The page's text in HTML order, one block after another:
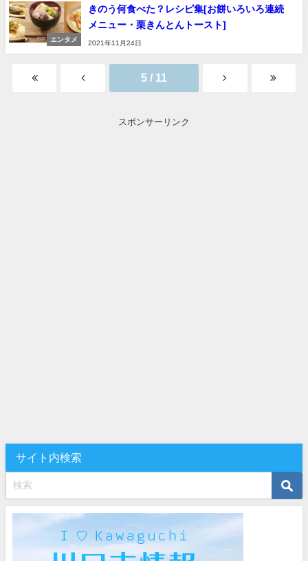
エンタメ
きのう何食べた？レシピ集[お餅いろいろ連続
メニュー・栗きんとんトースト]
2021年11月24日
5 / 11
スポンサーリンク
サイト内検索